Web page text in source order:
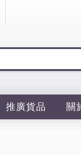
推廣貨品 關